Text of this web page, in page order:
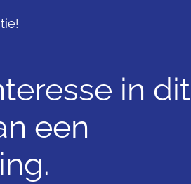
in dit
een